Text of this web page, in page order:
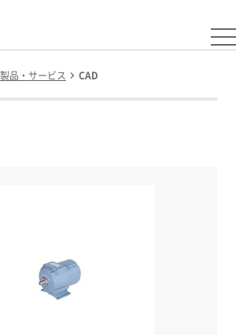
製品・サービス CAD